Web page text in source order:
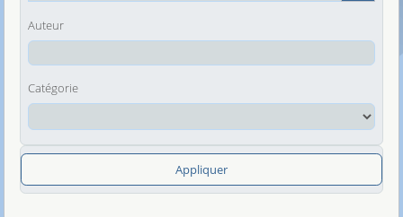
Auteur
Catégorie
Appliquer